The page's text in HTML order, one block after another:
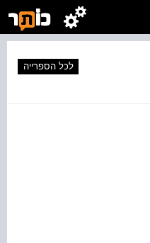
לכל הספרייה